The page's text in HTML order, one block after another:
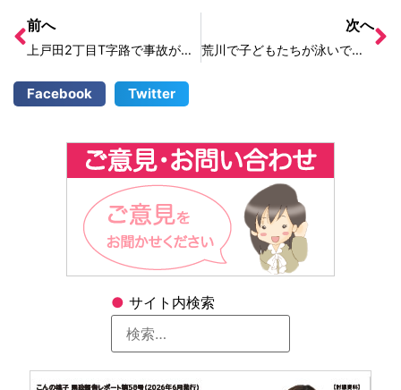
● サイト内検索
前へ
上戸田2丁目T字路で事故があった。見通しが悪く危険だ
次へ
荒川で子どもたちが泳いでいて危ない
Facebook Twitter